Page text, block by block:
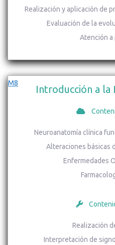
Realización y aplicación de
Evaluación de la
Atención a
M8
Introducción a
Neuroanatomía clínica
Alteraciones básicas
Enfermedades
Realización
Interpretación de